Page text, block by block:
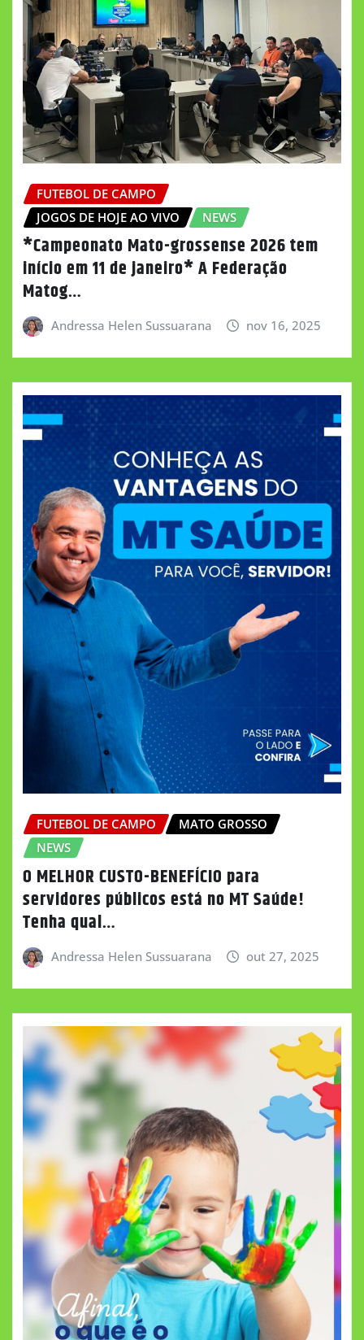
FUTEBOL DE CAMPO
JOGOS DE HOJE AO VIVO
NEWS
*Campeonato Mato-grossense 2026 tem
início em 11 de janeiro* A Federação
Matog…
Andressa Helen Sussuarana nov 16, 2025
FUTEBOL DE CAMPO
MATO GROSSO
NEWS
O MELHOR CUSTO-BENEFÍCIO para
servidores públicos está no MT Saúde!
Tenha qual…
Andressa Helen Sussuarana out 27, 2025